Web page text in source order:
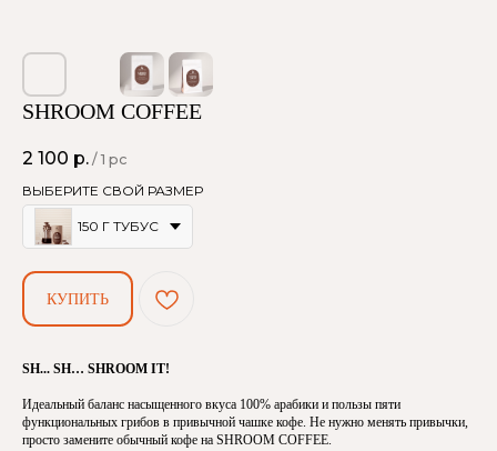
SHROOM COFFEE
2 100 р. / 1 pc
ВЫБЕРИТЕ СВОЙ РАЗМЕР
150 Г ТУБУС
КУПИТЬ
SH... SH… SHROOM IT!
Идеальный баланс насыщенного вкуса 100% арабики и пользы пяти
функциональных грибов в привычной чашке кофе. Не нужно менять привычки,
просто замените обычный кофе на SHROOM COFFEE.